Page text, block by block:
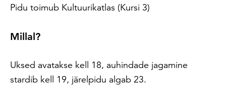
Pidu toimub Kultuurikatlas (Kursi 3)
Millal?
Uksed avatakse kell 18, auhindade jagamine
stardib kell 19, järelpidu algab 23.